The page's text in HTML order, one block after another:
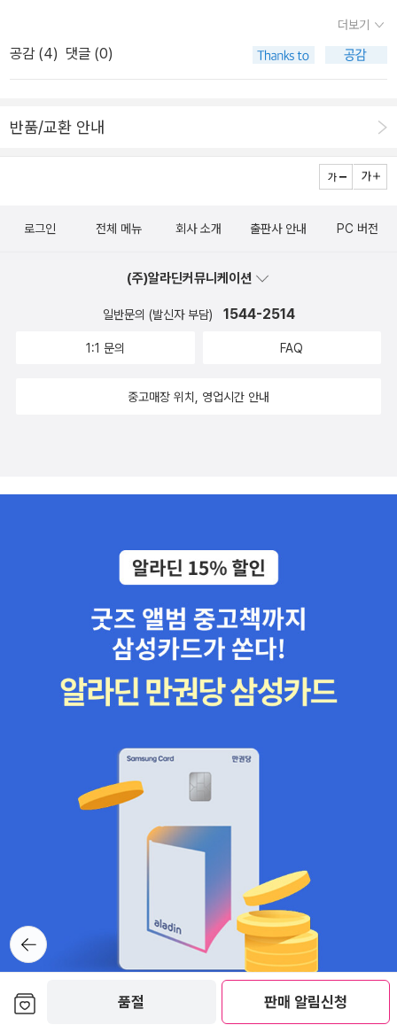
품절 판매 알림신청
여란 우리가 특정 행동이나 활동을 하고 싶게 만드는 인지적 ‘에너
지’다.”(p.70) 이 동기부여는 보상이나 처벌이 따르는 ‘외재적 동
내재적 동기를 고를 것이다. 그리고 “내재적 동기는 감정적인 차원에
리 감정을 자극하지 않는 걸까? 저자에 따르면 “업무 환경에서 감정
원들은 “직장에서 자율성 상실, 사회적 지위 상실 (…) 등을 비롯한 많
들은 우리의 뇌가 좋아하지 않는 것들이기 때문에” 회사 일에는 “부
는 이런 감정들을 제대로 처리하거나 다룰 기회를 주지 않는다.”(p.2
26) 내재적 동기가 생기기는커녕, 번아웃에 빠지지나 않으면 다행이
는 일이다 보니 출근이 ‘괴로운’ 것이다.한편 감정은 정보 저장, 즉 기
움을 겪는다”고 설명하는데(p.131~132), 여기에서 ‘그런 정보’란 ‘감
황에 이입하기보다는 또 다른 생각이나 느낌을 가진 개인과 감정적으
경우 “그들이 좋아하는 친숙한 캐릭터가 가르칠 때 수학 지식을 더 잘
배웠다”고 한다(p.339).지금까지 소개한 것은 일부 사례에 불과하지
기억, 의사결정, 그 외에 우리가 하는 ‘거의 모든 일’들은 감정 없이 해
심리학적 증거에 의거해 오랫동안 뇌의 기능적 분열을 명확하게 배제
해왔”으며, “뇌는 서로 다른 영역의 복잡하고 광범위한 네트워크로
구성되어 있다”고 말한다(p.121). 다시 말해 “감정과 이성적인 사고
없고 매우 현명하지 못하게 보인다.”는 것이다(p.123).——📚 정보
가 지각, 감정, 신념이 되어가는 과정앞서 나는 『감정은』에서 이해한
감정을 보강 내지는 확장하기 위해 이 책을 골랐으며, 내 예상과는 다
른 방식으로 감정 이해의 깊이를 더했다고 말했다. 그렇다고 두 책을
따로 놓고 꺼낸 말은 아니었다. 두 책은 각자의 방식으로 감정에 대한
이해에 깊이를 더했지만, 그 과정에서 서로 긴밀하게 이어졌고 작지
않은 영감이 되었다. 내가 몰입과 망신의 경계선에서 외줄타기를 시
작하는 시점이기도 하다. 일단 『감정은』에서 주장한 구성된 감정 이
보'부터 울리는데 모든 감정들도 'boy, boy.'를 외치며 긴급 상황에
보길 추천한다.엄마와 아빠의 감정들이 너무나 볼 만하다.■ 건넴의
대상감정을 자주 억누르며 살아가는 분슬픔이나 무기력함이 낯설고
두려운 분감정의 소중함을 다시 깨닫고 싶은 모든 분가족 간의 대화
은 분♥다음 주에도 마음을 어루만져줄 따뜻한 영화를 소개할게요.추
상이 더해지면, 이 공간은 조금 더 깊고 따뜻해질 거예요.
요ㅎㅎ 인간은 기쁨뿐만이 아닌 슬픔으로 서로 공감하고 친해지기도
하고 더욱 돈독해지기도 하니까요ㅎㅎ 재밌었슴니당ㅎㅎ 저는 까칠
이 초록애가 좋았어용.. ㅎ 저한테서 자주나타나는 아이ㅋㅋㅋ
더보기
공감 (4) 댓글 (0)
반품/교환 안내
뒤로가
기
로그인 전체 메뉴 회사 소개 출판사 안내 PC 버전
(주)알라딘커뮤니케이션
일반문의 (발신자 부담) 1544-2514
1:1 문의 FAQ
중고매장 위치, 영업시간 안내